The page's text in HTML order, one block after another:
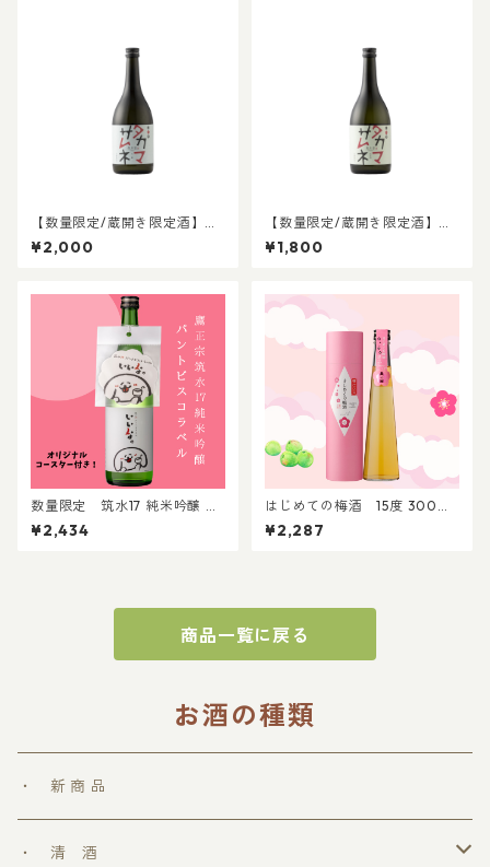
【数量限定/蔵開き限定酒】タ
カマサムネ 吟醸酒
¥2,000
【数量限定/蔵開き限定酒】タ
カマサムネ 純米酒
¥1,800
数量限定 筑水17 純米吟醸 パ
ントビスコラベル 720ml │パ
ントビスココラボ ぺろち 純米
¥2,434
はじめての梅酒 15度 300ml
｜贈答 プレゼント 家飲み 贈り
物 晩酌 梅酒 リキュール
¥2,287
商品一覧に戻る
お酒の種類
・ 新 商 品
・ 清 酒